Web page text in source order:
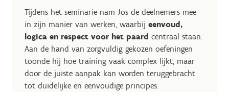
Tijdens het seminarie nam Jos de deelnemers mee
in zijn manier van werken, waarbij eenvoud,
logica en respect voor het paard centraal staan.
Aan de hand van zorgvuldig gekozen oefeningen
toonde hij hoe training vaak complex lijkt, maar
door de juiste aanpak kan worden teruggebracht
tot duidelijke en eenvoudige principes.